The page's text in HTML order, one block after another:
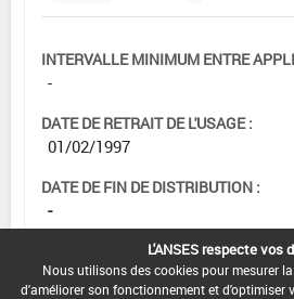
INTERVALLE MINIMUM ENTRE
-
DATE DE RETRAIT DE L'USAGE :
01/02/1997
DATE DE FIN DE DISTRIBUTION :
-
DATE DE FIN D'UTILISATION :
-
L'ANSES respecte vos
Nous utilisons des cookies pour mesurer
d'améliorer son fonctionnement et d'optimiser